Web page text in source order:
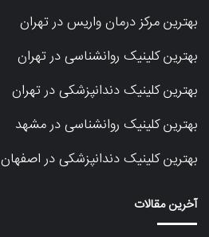
بهترین مرکز درمان واریس در تهران
بهترین کلینیک روانشناسی در تهران
بهترین کلینیک دندانپزشکی در تهران
بهترین کلینیک روانشناسی در مشهد
بهترین کلینیک دندانپزشکی در اصفهان
آخرین مقالات